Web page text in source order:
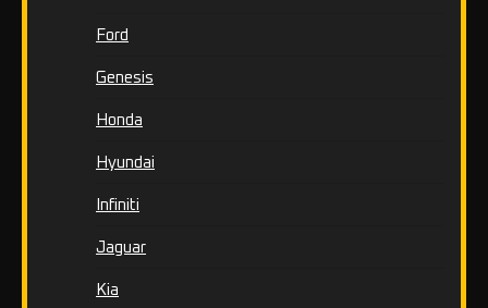
Ford
Genesis
Honda
Hyundai
Infiniti
Jaguar
Kia